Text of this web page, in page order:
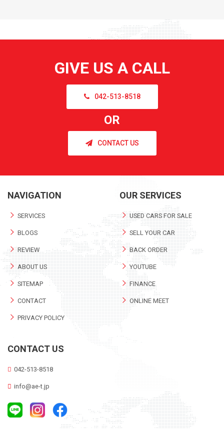
GIVE US A CALL
042-513-8518
OR
CONTACT US
NAVIGATION
SERVICES
BLOGS
REVIEW
ABOUT US
SITEMAP
CONTACT
PRIVACY POLICY
OUR SERVICES
USED CARS FOR SALE
SELL YOUR CAR
BACK ORDER
YOUTUBE
FINANCE
ONLINE MEET
CONTACT US
042-513-8518
info@ae-t.jp